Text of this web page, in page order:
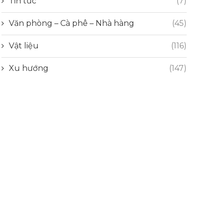
Văn phòng – Cà phê – Nhà hàng (45)
Vật liệu (116)
Xu hướng (147)